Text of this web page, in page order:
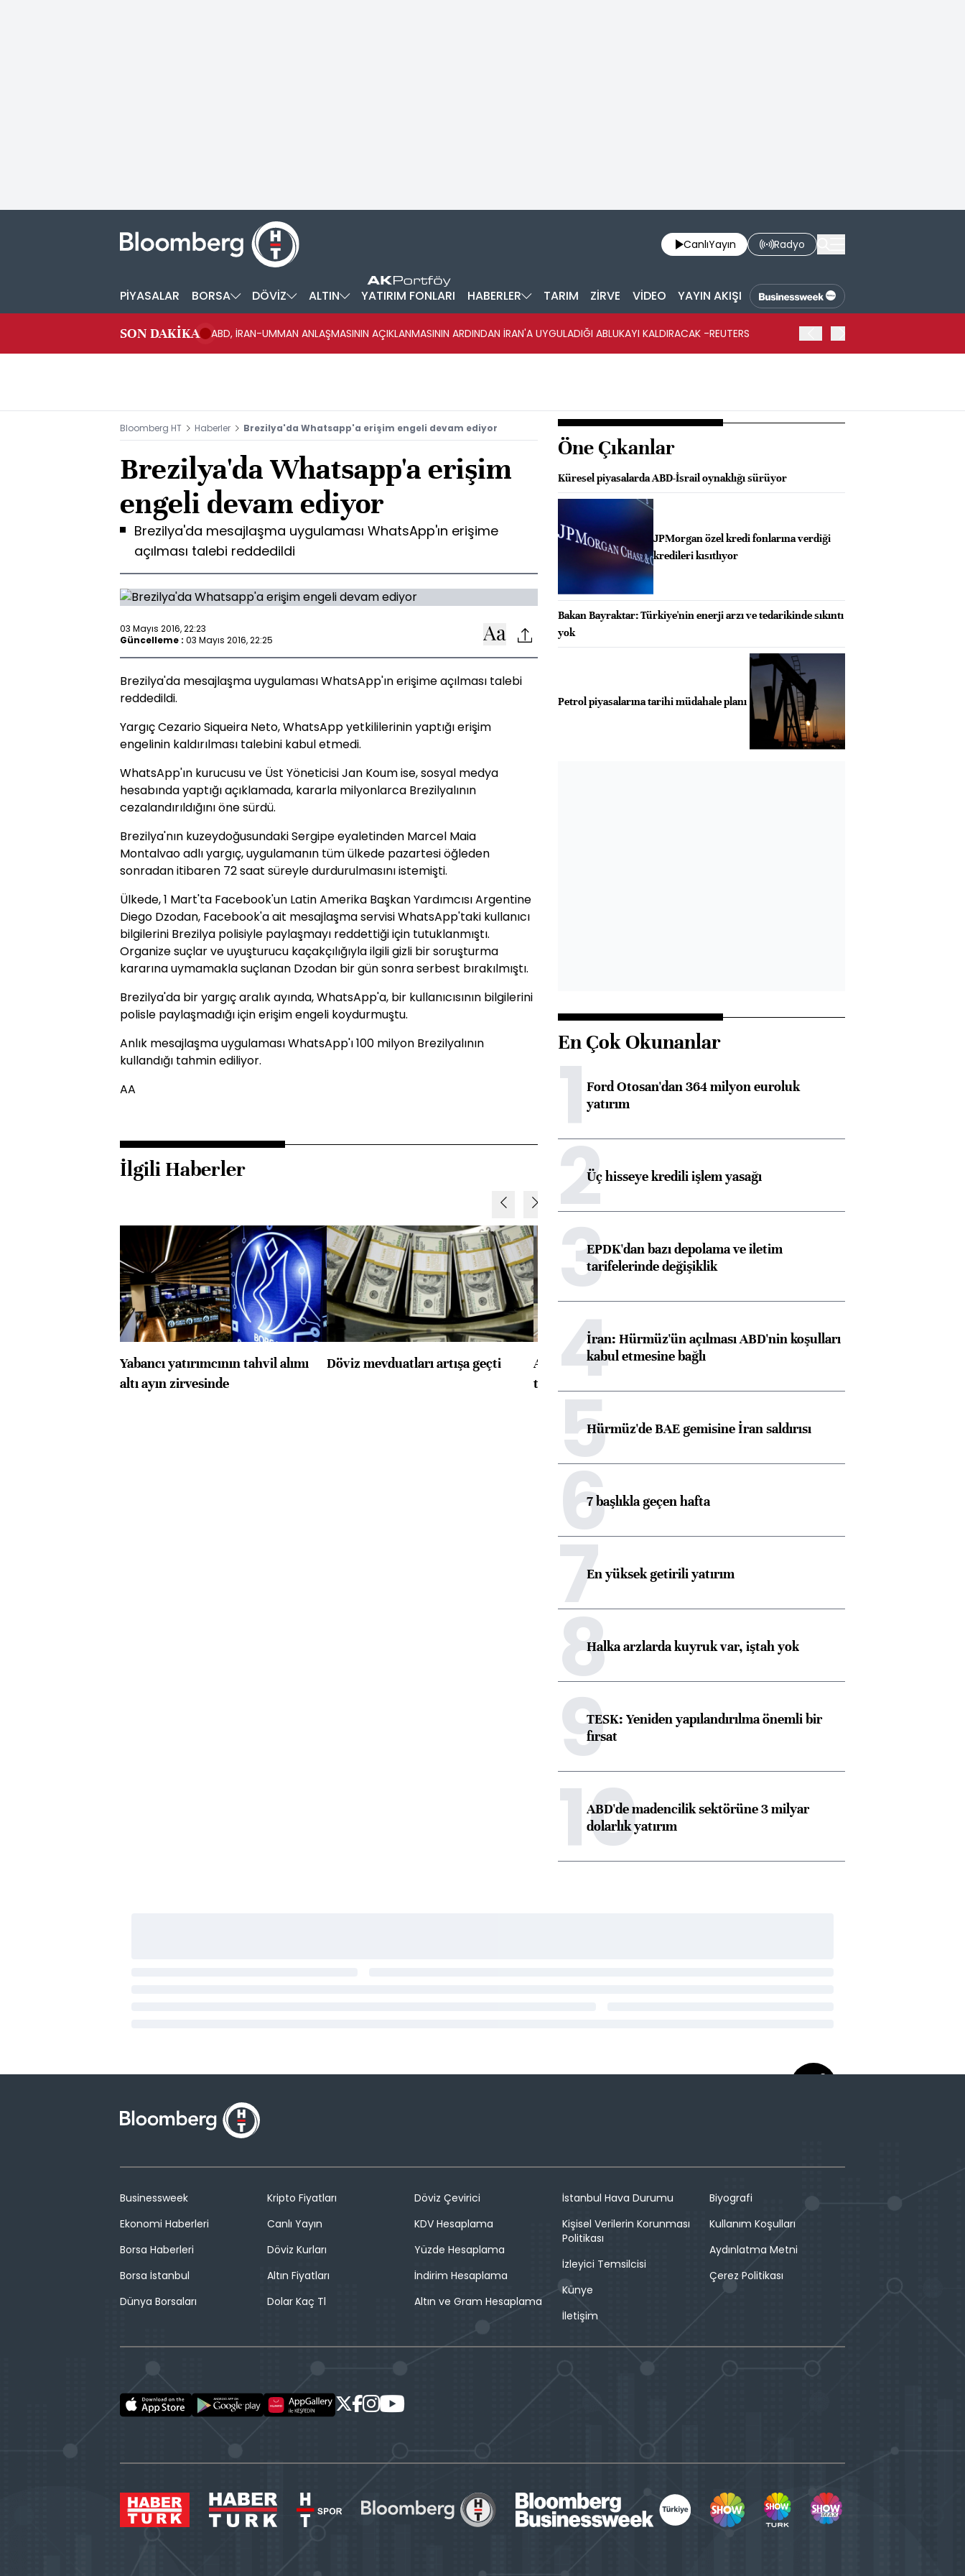
CanlıYayın Radyo
PİYASALAR BORSA DÖVİZ ALTIN YATIRIM FONLARI HABERLER TARIM ZİRVE VİDEO YAYIN AKIŞI
SON DAKİKA ABD, İRAN-UMMAN ANLAŞMASININ AÇIKLANMASININ ARDINDAN İRAN'A UYGULADIĞI ABLUKAYI KALDIRACAK -REUTERS
Bloomberg HT Haberler Brezilya'da Whatsapp'a erişim engeli devam ediyor
Brezilya'da Whatsapp'a erişim
engeli devam ediyor
Brezilya'da mesajlaşma uygulaması WhatsApp'ın erişime
açılması talebi reddedildi
03 Mayıs 2016, 22:23
Güncelleme : 03 Mayıs 2016, 22:25
Brezilya'da mesajlaşma uygulaması WhatsApp'ın erişime açılması talebi
reddedildi.
Yargıç Cezario Siqueira Neto, WhatsApp yetkililerinin yaptığı erişim
engelinin kaldırılması talebini kabul etmedi.
WhatsApp'ın kurucusu ve Üst Yöneticisi Jan Koum ise, sosyal medya
hesabında yaptığı açıklamada, kararla milyonlarca Brezilyalının
cezalandırıldığını öne sürdü.
Brezilya'nın kuzeydoğusundaki Sergipe eyaletinden Marcel Maia
Montalvao adlı yargıç, uygulamanın tüm ülkede pazartesi öğleden
sonradan itibaren 72 saat süreyle durdurulmasını istemişti.
Ülkede, 1 Mart'ta Facebook'un Latin Amerika Başkan Yardımcısı Argentine
Diego Dzodan, Facebook'a ait mesajlaşma servisi WhatsApp'taki kullanıcı
bilgilerini Brezilya polisiyle paylaşmayı reddettiği için tutuklanmıştı.
Organize suçlar ve uyuşturucu kaçakçılığıyla ilgili gizli bir soruşturma
kararına uymamakla suçlanan Dzodan bir gün sonra serbest bırakılmıştı.
Brezilya'da bir yargıç aralık ayında, WhatsApp'a, bir kullanıcısının bilgilerini
polisle paylaşmadığı için erişim engeli koydurmuştu.
Anlık mesajlaşma uygulaması WhatsApp'ı 100 milyon Brezilyalının
kullandığı tahmin ediliyor.
AA
İlgili Haberler
Yabancı yatırımcının tahvil alımı
altı ayın zirvesinde
Döviz mevduatları artışa geçti
ABD'de konut başlangıçları
toparlandı
Almanya, Commerzbank
Öne Çıkanlar
Küresel piyasalarda ABD-İsrail oynaklığı sürüyor
JPMorgan özel kredi fonlarına verdiği
kredileri kısıtlıyor
Bakan Bayraktar: Türkiye'nin enerji arzı ve tedarikinde sıkıntı
yok
Petrol piyasalarına tarihi müdahale planı
En Çok Okunanlar
1Ford Otosan'dan 364 milyon euroluk
yatırım
2Üç hisseye kredili işlem yasağı
3EPDK'dan bazı depolama ve iletim
tarifelerinde değişiklik
4İran: Hürmüz'ün açılması ABD'nin koşulları
kabul etmesine bağlı
5Hürmüz'de BAE gemisine İran saldırısı
67 başlıkla geçen hafta
7En yüksek getirili yatırım
8Halka arzlarda kuyruk var, iştah yok
9TESK: Yeniden yapılandırılma önemli bir
fırsat
10
ABD'de madencilik sektörüne 3 milyar
dolarlık yatırım
Businessweek
Ekonomi Haberleri
Borsa Haberleri
Borsa İstanbul
Dünya Borsaları
Kripto Fiyatları
Canlı Yayın
Döviz Kurları
Altın Fiyatları
Dolar Kaç Tl
Döviz Çevirici
KDV Hesaplama
Yüzde Hesaplama
İndirim Hesaplama
Altın ve Gram Hesaplama
İstanbul Hava Durumu
Kişisel Verilerin Korunması
Politikası
İzleyici Temsilcisi
Künye
İletişim
Biyografi
Kullanım Koşulları
Aydınlatma Metni
Çerez Politikası